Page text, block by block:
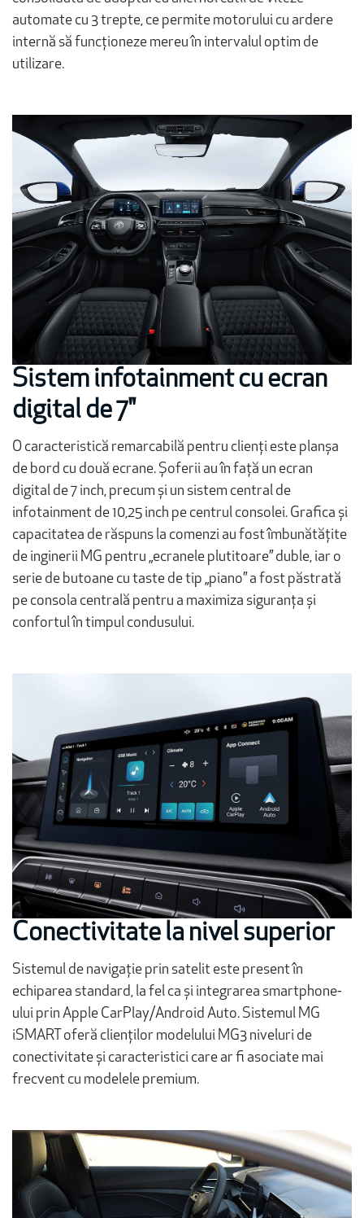
automate cu 3 trepte, ce permite motorului cu ardere
internă să funcționeze mereu în intervalul optim de
utilizare.
Sistem infotainment cu ecran
digital de 7"
O caracteristică remarcabilă pentru clienți este planșa
de bord cu două ecrane. Șoferii au în față un ecran
digital de 7 inch, precum și un sistem central de
infotainment de 10,25 inch pe centrul consolei. Grafica și
capacitatea de răspuns la comenzi au fost îmbunătățite
de inginerii MG pentru „ecranele plutitoare” duble, iar o
serie de butoane cu taste de tip „piano” a fost păstrată
pe consola centrală pentru a maximiza siguranța și
confortul în timpul condusului.
Conectivitate la nivel superior
Sistemul de navigație prin satelit este present în
echiparea standard, la fel ca și integrarea smartphone-
ului prin Apple CarPlay/Android Auto. Sistemul MG
iSMART oferă clienților modelului MG3 niveluri de
conectivitate și caracteristici care ar fi asociate mai
frecvent cu modelele premium.